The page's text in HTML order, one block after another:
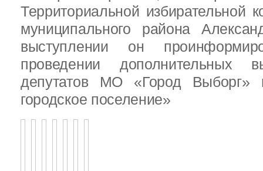
Территориальной избирательной
муниципального района
выступлении он
проведении дополнительных
депутатов МО «Город
городское поселение»